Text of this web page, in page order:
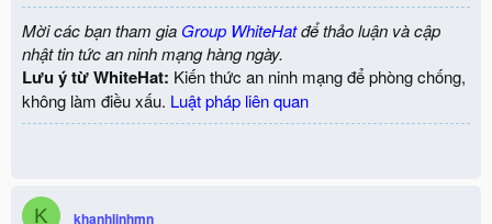
Mời các bạn tham gia Group WhiteHatđể thảo luận và cập
nhật tin tức an ninh mạng hàng ngày.
Lưu ý từ WhiteHat: Kiến thức an ninh mạng để phòng chống,
không làm điều xấu. Luật pháp liên quan
K khanhlinhmn